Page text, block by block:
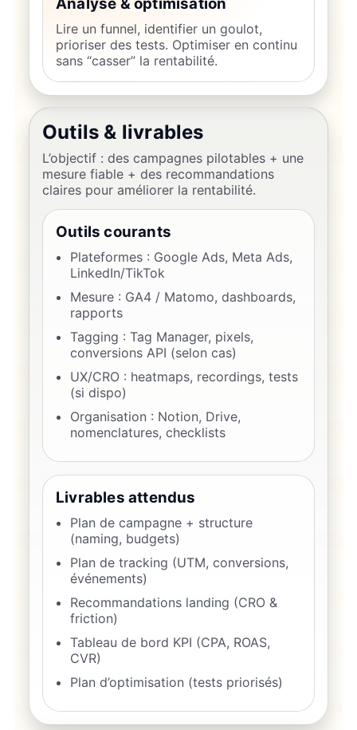
Lire un funnel, identifier un goulot,
prioriser des tests. Optimiser en continu
sans “casser” la rentabilité.
Outils & livrables
L’objectif : des campagnes pilotables + une
mesure fiable + des recommandations
claires pour améliorer la rentabilité.
Outils courants
Plateformes : Google Ads, Meta Ads,
LinkedIn/TikTok
Mesure : GA4 / Matomo, dashboards,
rapports
Tagging : Tag Manager, pixels,
conversions API (selon cas)
UX/CRO : heatmaps, recordings, tests
(si dispo)
Organisation : Notion, Drive,
nomenclatures, checklists
Livrables attendus
Plan de campagne + structure
(naming, budgets)
Plan de tracking (UTM, conversions,
événements)
Recommandations landing (CRO &
friction)
Tableau de bord KPI (CPA, ROAS,
CVR)
Plan d’optimisation (tests priorisés)